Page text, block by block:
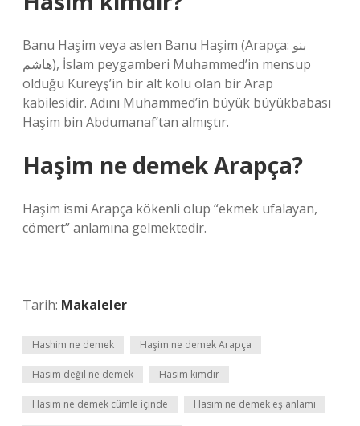
Banu Haşim veya aslen Banu Haşim (Arapça: بنو
هاشم), İslam peygamberi Muhammed’in mensup
olduğu Kureyş’in bir alt kolu olan bir Arap
kabilesidir. Adını Muhammed’in büyük büyükbabası
Haşim bin Abdumanaf’tan almıştır.
Haşim ne demek Arapça?
Haşim ismi Arapça kökenli olup “ekmek ufalayan,
cömert” anlamına gelmektedir.
Tarih: Makaleler
Hashim ne demek Haşim ne demek Arapça
Hasım değil ne demek Hasım kimdir
Hasım ne demek cümle içinde Hasım ne demek eş anlamı